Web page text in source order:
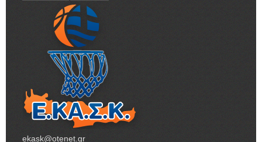
ekask@otenet.gr